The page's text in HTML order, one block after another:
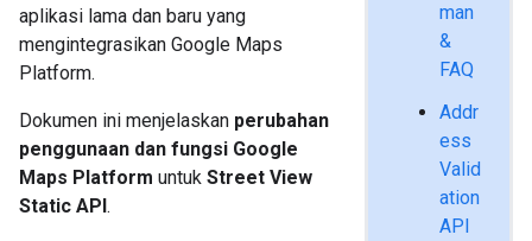
man
&
FAQ
Addr
ess
Valid
ation
API
aplikasi lama dan baru yang
mengintegrasikan Google Maps
Platform.
Dokumen ini menjelaskan perubahan
penggunaan dan fungsi Google
Maps Platform untuk Street View
Static API.